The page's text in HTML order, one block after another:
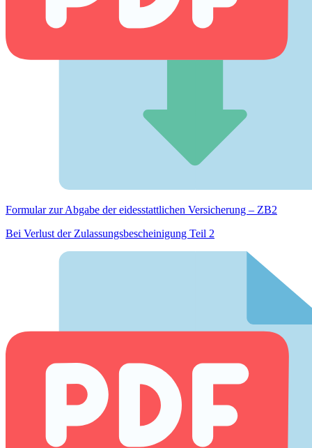
Formular zur Abgabe der eides­stattlichen Versicherung – ZB2
Bei Verlust der Zulassungsbescheinigung Teil 2